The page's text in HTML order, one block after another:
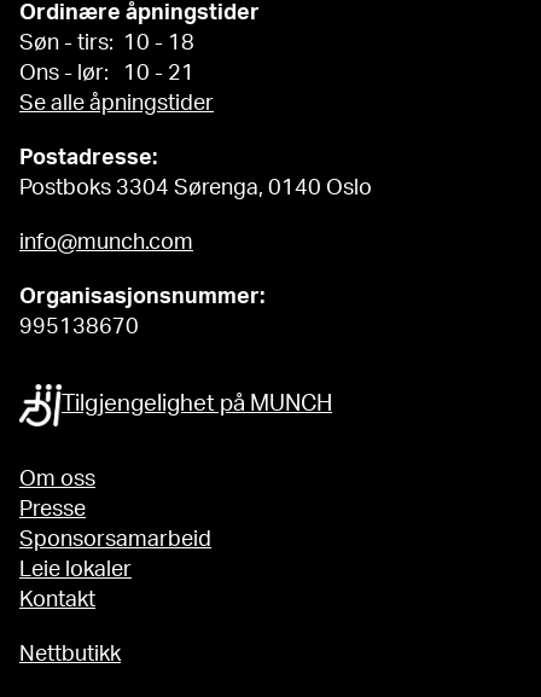
Ordinære åpningstider
Søn - tirs: 10 - 18
Ons - lør: 10 - 21
Se alle åpningstider
Postadresse:
Postboks 3304 Sørenga, 0140 Oslo
info@munch.com
Organisasjonsnummer:
995138670
Tilgjengelighet på MUNCH
Om oss
Presse
Sponsorsamarbeid
Leie lokaler
Kontakt
Nettbutikk